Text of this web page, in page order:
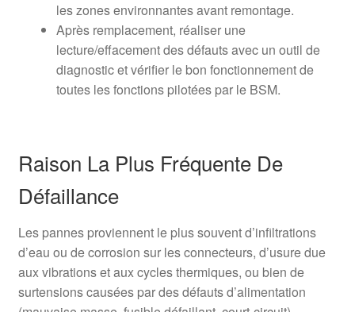
les zones environnantes avant remontage.
Après remplacement, réaliser une
lecture/effacement des défauts avec un outil de
diagnostic et vérifier le bon fonctionnement de
toutes les fonctions pilotées par le BSM.
Raison La Plus Fréquente De
Défaillance
Les pannes proviennent le plus souvent d’infiltrations
d’eau ou de corrosion sur les connecteurs, d’usure due
aux vibrations et aux cycles thermiques, ou bien de
surtensions causées par des défauts d’alimentation